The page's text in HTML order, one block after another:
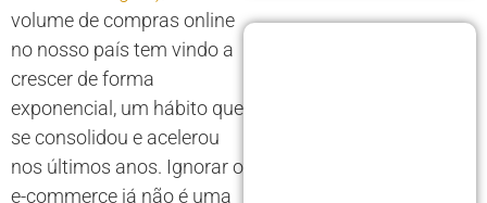
volume de compras online
no nosso país tem vindo a
crescer de forma
exponencial, um hábito que
se consolidou e acelerou
nos últimos anos. Ignorar o
e-commerce já não é uma